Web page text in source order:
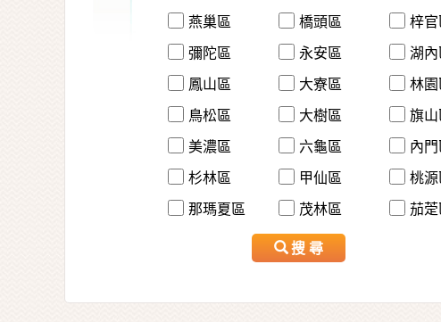
燕巢區 橋頭區 梓官
彌陀區 永安區 湖內
鳳山區 大寮區 林園
鳥松區 大樹區 旗山
美濃區 六龜區 內門
杉林區 甲仙區 桃源
那瑪夏區 茂林區 茄萣
搜 尋